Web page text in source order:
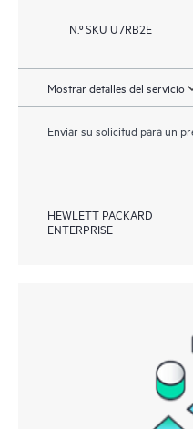
N.º SKU U7RB2E
Mostrar detalles del servicio
Enviar su solicitud para un
HEWLETT PACKARD
ENTERPRISE